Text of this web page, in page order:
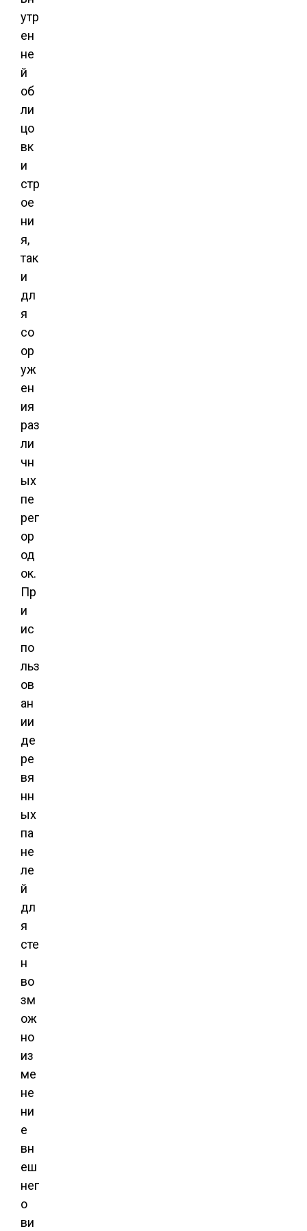
утр
ен
не
й
об
ли
цо
вк
и
стр
ое
ни
я,
так
и
дл
я
со
ор
уж
ен
ия
раз
ли
чн
ых
пе
рег
ор
од
ок.
Пр
и
ис
по
льз
ов
ан
ии
де
ре
вя
нн
ых
па
не
ле
й
дл
я
сте
н
во
зм
ож
но
из
ме
не
ни
е
вн
еш
нег
о
ви